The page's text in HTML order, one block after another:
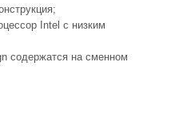
Intel с низким
содержатся на сменном